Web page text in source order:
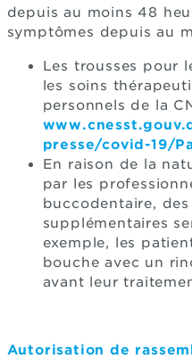
depuis au moins 48
symptômes depuis au
Les trousses pour
les soins
personnels de la
presse/covid-19/
En raison de la
par les
buccodentaire,
supplémentaires
exemple, les
bouche avec un
avant leur
Autorisation de